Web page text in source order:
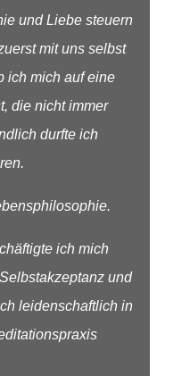
und Liebe steuern
mit uns selbst
ich mich auf eine
die nicht immer
durfte ich
ich mich
und
leidenschaftlich in